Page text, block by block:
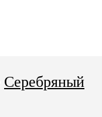
Серебряный